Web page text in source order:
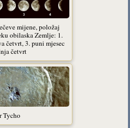
mijene, položaj
obilaska Zemlje: 1.
četvrt, 3. puni mjesec
četvrt
Tycho